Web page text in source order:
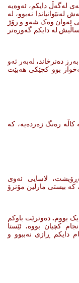
له‌گه‌ڵ دایکم، ئه‌وه‌یه‌
له‌نێوانیاندا نه‌بوو، له‌
ئه‌وان وه‌ک شه‌و و رۆژ
له‌ دایکم گه‌وره‌تر
ده‌نرخاند، له‌به‌ر ئه‌و
بوو کچێکی هه‌بێت
ره‌نگ زەردەیە‌، که‌
لاسایی ئه‌وی
بیستی مارلین مۆنرۆ
بووم. ده‌وترێت باوکم
کچیان بووه‌. ئێستا
دایکم ڕازی نه‌ببوو و